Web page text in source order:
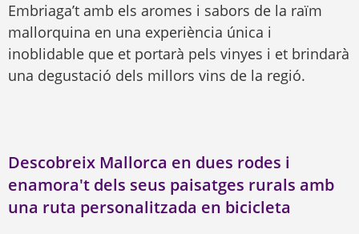
Embriaga’t amb els aromes i sabors de la raïm
mallorquina en una experiència única i
inoblidable que et portarà pels vinyes i et brindarà
una degustació dels millors vins de la regió.
Descobreix Mallorca en dues rodes i
enamora't dels seus paisatges rurals amb
una ruta personalitzada en bicicleta